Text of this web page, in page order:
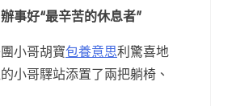
事好“最辛苦的休息者”
小哥胡寶包養意思利驚喜地
小哥驛站添置了兩把躺椅、